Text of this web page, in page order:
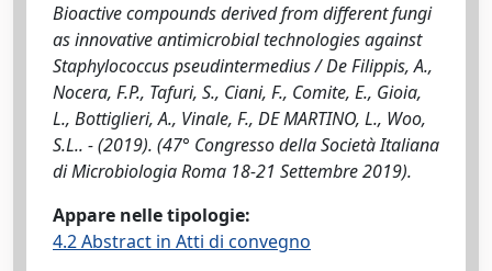
Bioactive compounds derived from different fungi
as innovative antimicrobial technologies against
Staphylococcus pseudintermedius / De Filippis, A.,
Nocera, F.P., Tafuri, S., Ciani, F., Comite, E., Gioia,
L., Bottiglieri, A., Vinale, F., DE MARTINO, L., Woo,
S.L.. - (2019). (47° Congresso della Società Italiana
di Microbiologia Roma 18-21 Settembre 2019).
Appare nelle tipologie:
4.2 Abstract in Atti di convegno